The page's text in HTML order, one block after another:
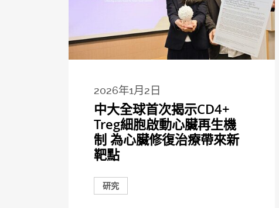
2026年1月2日
中大全球首次揭示CD4+
Treg細胞啟動心臟再生機
制 為心臟修復治療帶來新
靶點
研究